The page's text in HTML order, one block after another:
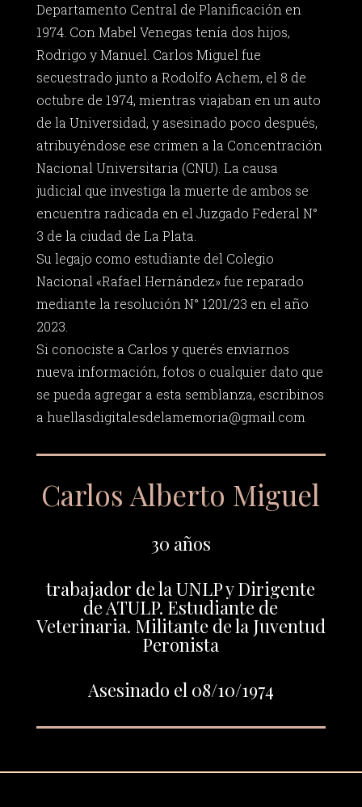
Departamento Central de Planificación en
1974. Con Mabel Venegas tenía dos hijos,
Rodrigo y Manuel. Carlos Miguel fue
secuestrado junto a Rodolfo Achem, el 8 de
octubre de 1974, mientras viajaban en un auto
de la Universidad, y asesinado poco después,
atribuyéndose ese crimen a la Concentración
Nacional Universitaria (CNU). La causa
judicial que investiga la muerte de ambos se
encuentra radicada en el Juzgado Federal N°
3 de la ciudad de La Plata.
Su legajo como estudiante del Colegio
Nacional «Rafael Hernández» fue reparado
mediante la resolución N° 1201/23 en el año
2023.
Si conociste a Carlos y querés enviarnos
nueva información, fotos o cualquier dato que
se pueda agregar a esta semblanza, escribinos
a huellasdigitalesdelamemoria@gmail.com
Carlos Alberto Miguel
30 años
trabajador de la UNLP y Dirigente
de ATULP. Estudiante de
Veterinaria. Militante de la Juventud
Peronista
Asesinado el 08/10/1974